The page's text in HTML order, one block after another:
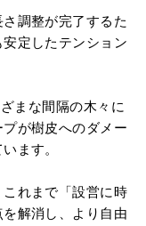
調整が完了するた
定したテンション
まな間隔の木々に
が樹皮へのダメー
ます。
れまで「設営に時
解消し、より自由